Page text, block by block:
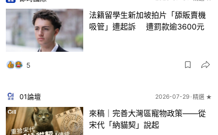
法籍留學生新加坡拍片「舔販賣機
吸管」遭起訴 遭罰款逾3600元
5
01論壇 2026-07-29 精選 ★
來稿｜完善大灣區寵物政策——從
宋代「納貓契」說起